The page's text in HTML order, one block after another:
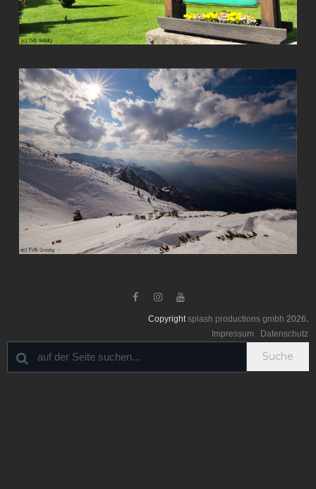
  
Copyright splash productions gmbh 2026
Impressum
Datenschutz
Suche